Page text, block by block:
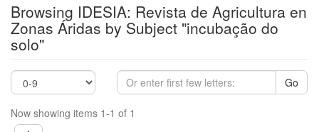
Browsing IDESIA: Revista de Agricultura en
Zonas Áridas by Subject "incubação do
solo"
Go
Now showing items 1-1 of 1